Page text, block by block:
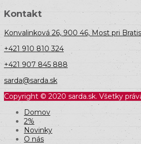
Kontakt
Konvalinková 26, 900 46, Most pri
+421 910 810 324
+421 907 845 888
sarda@sarda.sk
Copyright © 2020 sarda.sk. Všetky
Domov
2%
Novinky
O nás